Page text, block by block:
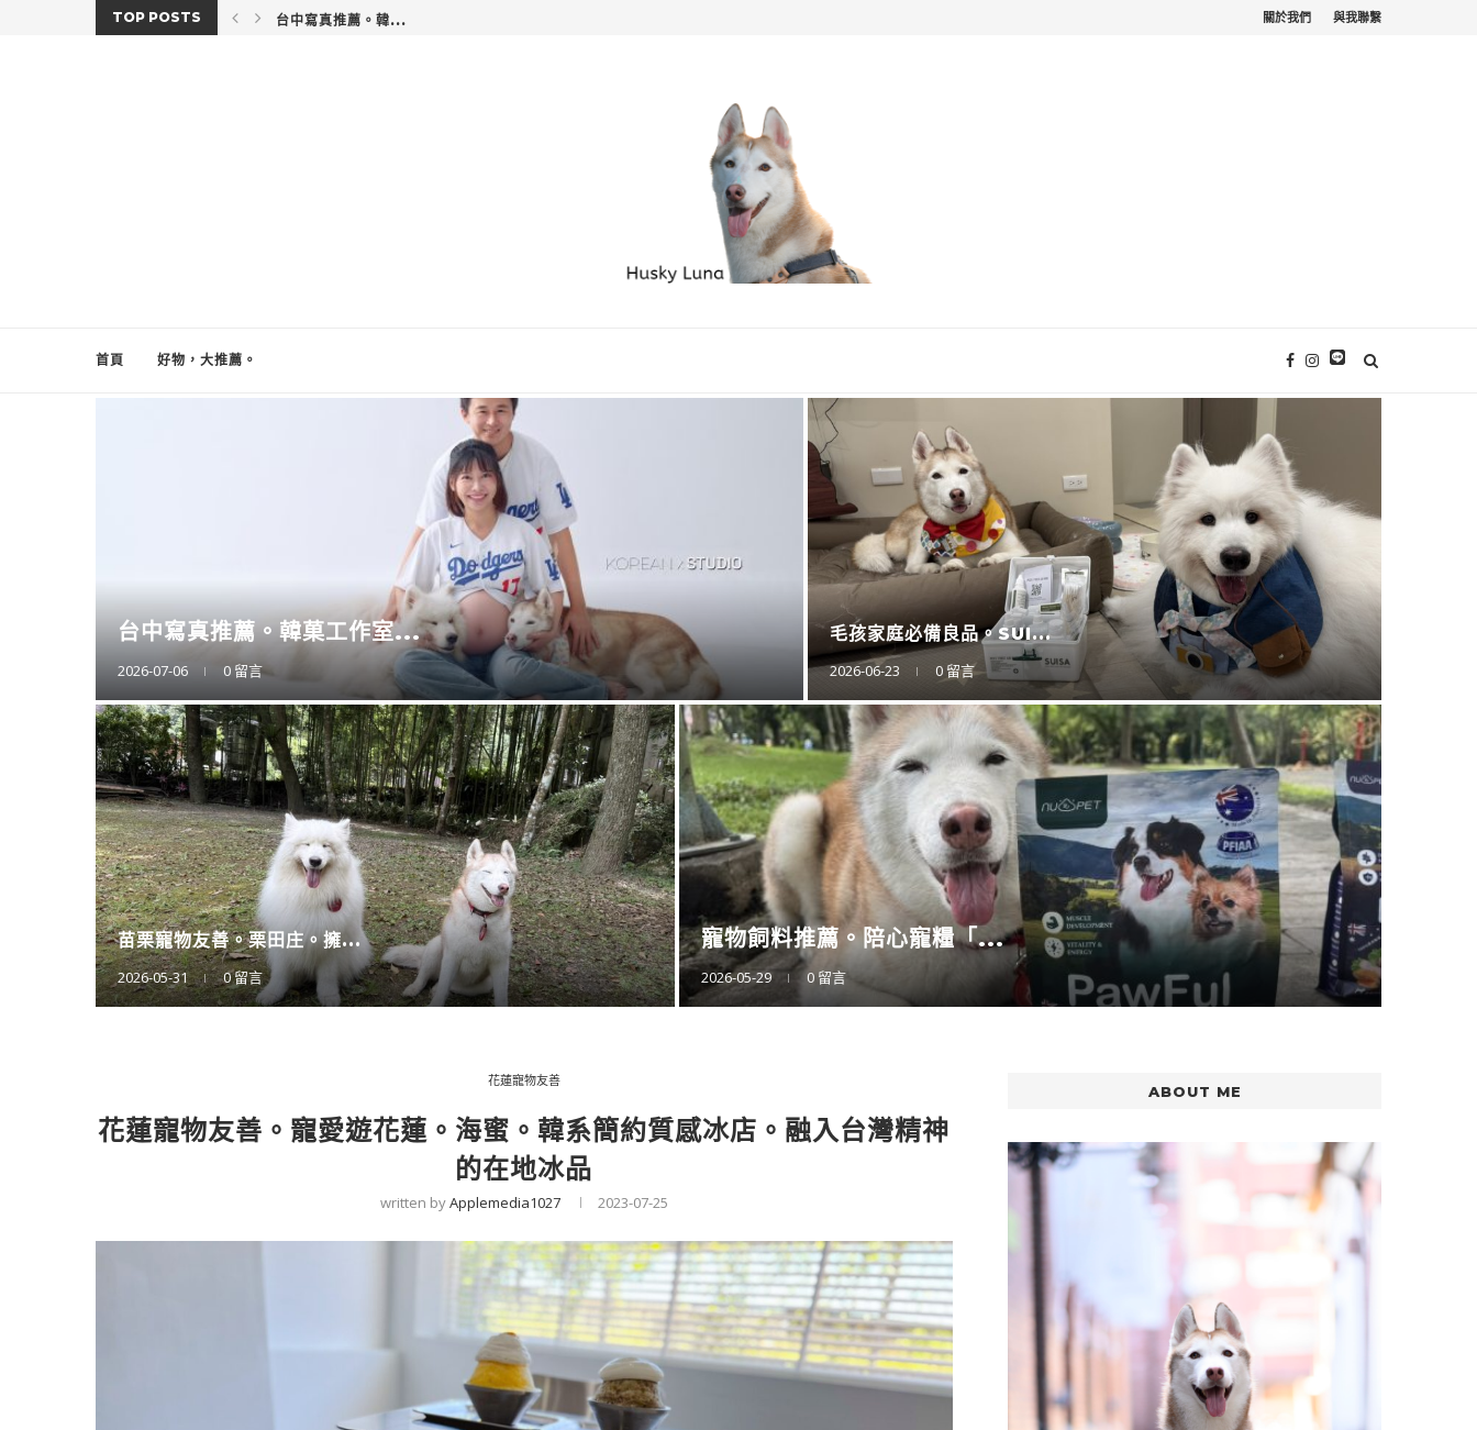
TOP POSTS 台中寫真推薦。韓... 苗栗寵物友善。栗...
關於我們 與我聯繫
首頁 好物，大推薦。
擴充大空間。CODE L...
2025-12-12 0 留言
防蚊液的第一品牌。叮寧也...
2025-11-15 0 留言
廚房神隊友登場。CAES...
2025-11-11 0 留言
衛浴還是讓專業的來。CA...
2025-11-10 0 留言
花蓮寵物友善
花蓮寵物友善。寵愛遊花蓮。海蜜。韓系簡約質感冰店。融入台灣精神
的在地冰品
written byApplemedia1027 2023-07-25
ABOUT ME